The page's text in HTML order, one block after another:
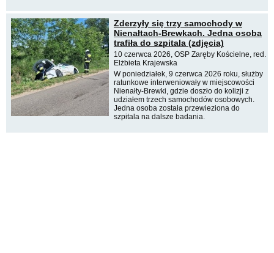
Zderzyły się trzy samochody w
Nienałtach-Brewkach. Jedna osoba
trafiła do szpitala (zdjęcia)
10 czerwca 2026, OSP Zaręby Kościelne, red.
Elżbieta Krajewska
W poniedziałek, 9 czerwca 2026 roku, służby
ratunkowe interweniowały w miejscowości
Nienałty-Brewki, gdzie doszło do kolizji z
udziałem trzech samochodów osobowych.
Jedna osoba została przewieziona do
szpitala na dalsze badania.